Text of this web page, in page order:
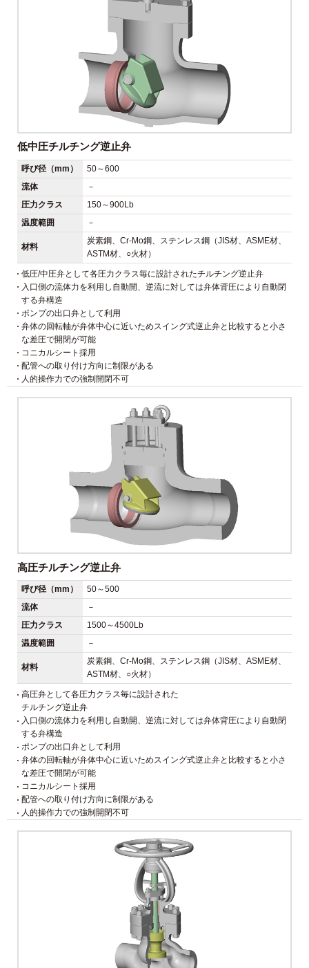
低中圧チルチング逆止弁
呼び径（mm）
50～600
流体
－
圧力クラス
150～900Lb
温度範囲
－
材料
炭素鋼、Cr-Mo鋼、ステンレス鋼（JIS材、ASME材、
ASTM材、○火材）
低圧/中圧弁として各圧力クラス毎に設計されたチルチング逆止弁
入口側の流体力を利用し自動開、逆流に対しては弁体背圧により自動閉
する弁構造
ポンプの出口弁として利用
弁体の回転軸が弁体中心に近いためスイング式逆止弁と比較すると小さ
な差圧で開閉が可能
コニカルシート採用
配管への取り付け方向に制限がある
人的操作力での強制開閉不可
高圧チルチング逆止弁
呼び径（mm）
50～500
流体
－
圧力クラス
1500～4500Lb
温度範囲
－
材料
炭素鋼、Cr-Mo鋼、ステンレス鋼（JIS材、ASME材、
ASTM材、○火材）
高圧弁として各圧力クラス毎に設計された
チルチング逆止弁
入口側の流体力を利用し自動開、逆流に対しては弁体背圧により自動閉
する弁構造
ポンプの出口弁として利用
弁体の回転軸が弁体中心に近いためスイング式逆止弁と比較すると小さ
な差圧で開閉が可能
コニカルシート採用
配管への取り付け方向に制限がある
人的操作力での強制開閉不可